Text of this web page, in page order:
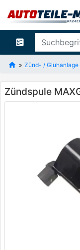
ballot
Zünd- / Glühanlage
Zündspule